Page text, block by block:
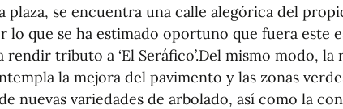
plaza, se encuentra una calle alegórica del
lo que se ha estimado oportuno que fuera este
rendir tributo a ‘El Seráfico’.Del mismo modo, la
la mejora del pavimento y las zonas
nuevas variedades de arbolado, así como la